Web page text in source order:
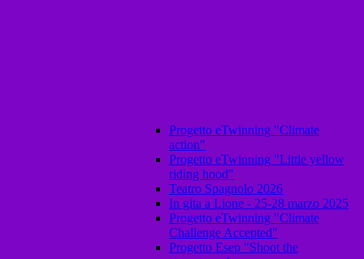
Progetto eTwinning "Climate
action"
Progetto eTwinning "Little yellow
riding hood"
Teatro Spagnolo 2026
In gita a Lione - 25-28 marzo 2025
Progetto eTwinning "Climate
Challenge Accepted"
Progetto Esep "Shoot the